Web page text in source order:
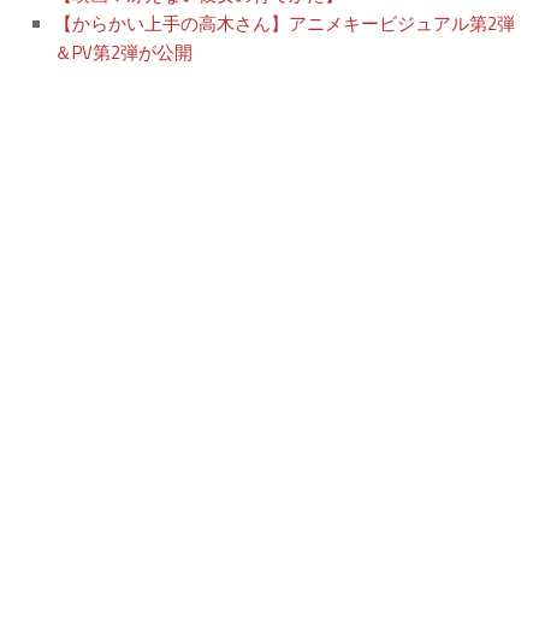
【からかい上手の高木さん】アニメキービジュアル第2弾
＆PV第2弾が公開